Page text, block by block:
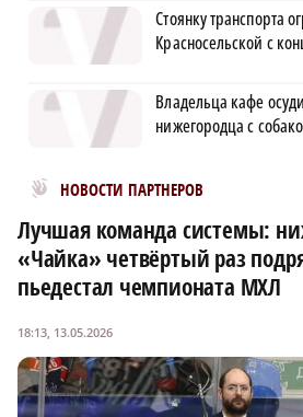
Стоянку транспорта
Красносельской с
Владельца кафе
нижегородца с
НОВОСТИ ПАРТНЕРОВ
Новости МирТесен
Лучшая команда системы:
«Чайка» четвёртый раз
пьедестал чемпионата МХЛ
18:13, 13.05.2026